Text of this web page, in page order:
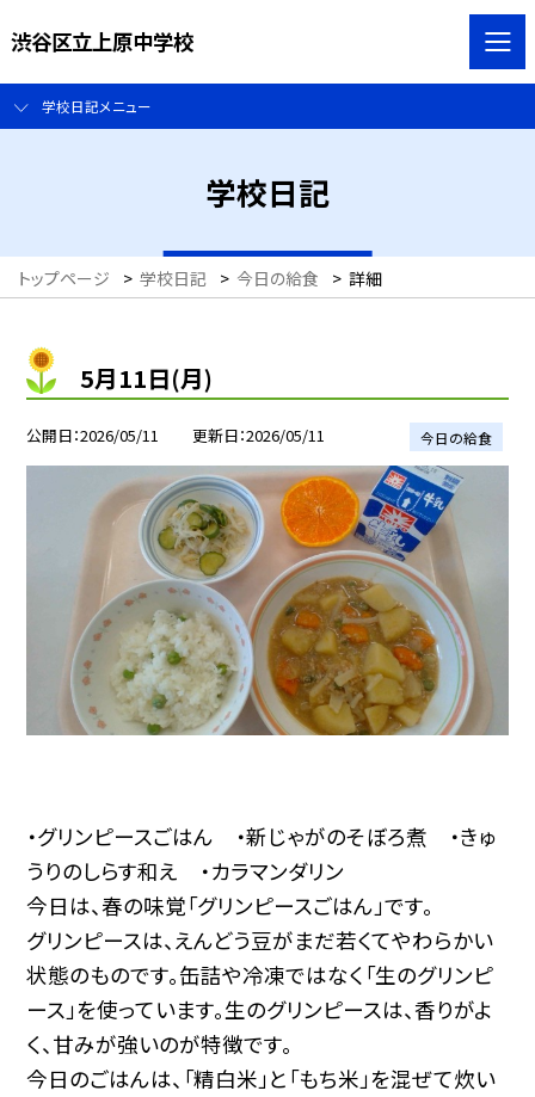
渋谷区立上原中学校
学校日記メニュー
学校日記
トップページ > 学校日記 > 今日の給食 > 詳細
5月11日(月)
公開日 2026/05/11 更新日 2026/05/11 今日の給食
・グリンピースごはん ・新じゃがのそぼろ煮 ・きゅ
うりのしらす和え ・カラマンダリン
今日は、春の味覚「グリンピースごはん」です。
グリンピースは、えんどう豆がまだ若くてやわらかい
状態のものです。缶詰や冷凍ではなく「生のグリンピ
ース」を使っています。生のグリンピースは、香りがよ
く、甘みが強いのが特徴です。
今日のごはんは、「精白米」と「もち米」を混ぜて炊い